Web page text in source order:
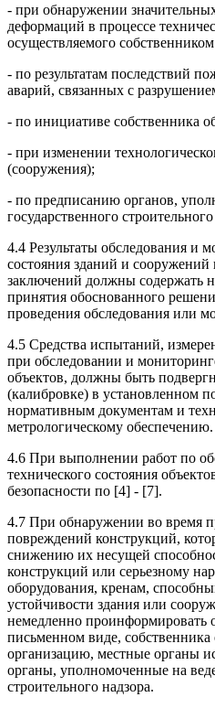
- при обнаружении
деформаций в процессе
осуществляемого
- по результатам последствий
аварий, связанных с
- по инициативе собственника
- при изменении
(сооружения);
- по предписанию органов,
государственного
4.4 Результаты обследования и
состояния зданий и
заключений должны содержать
принятия обоснованного
проведения обследования или
4.5 Средства испытаний,
при обследовании и
объектов, должны быть
(калибровке) в установленном
нормативным документам и
метрологическому обеспечению.
4.6 При выполнении работ по
технического состояния
безопасности по [4] - [7].
4.7 При обнаружении во время
повреждений конструкций,
снижению их несущей
конструкций или серьезному
оборудования, кренам,
устойчивости здания или
немедленно проинформировать
письменном виде,
организацию, местные органы
органы, уполномоченные на
строительного надзора.